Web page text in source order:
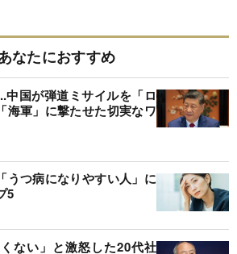
なたにおすすめ
中国が弾道ミサイルを「ロ
海軍」に撃たせた切実なワ
うつ病になりやすい人」に
5
ない」と激怒した20代社